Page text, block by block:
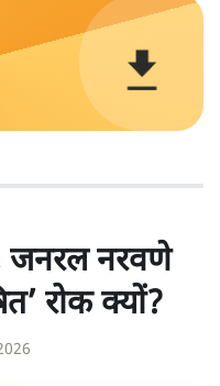
जनरल नरवणे
रोक क्यों?